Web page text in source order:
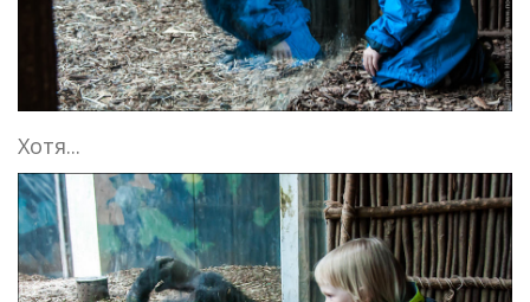
Хотя...